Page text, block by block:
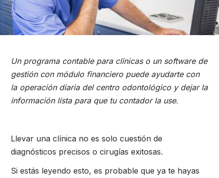
Un programa contable para clínicas o un software de
gestión con módulo financiero puede ayudarte con
la operación diaria del centro odontológico y dejar la
información lista para que tu contador la use.
Llevar una clínica no es solo cuestión de
diagnósticos precisos o cirugías exitosas.
Si estás leyendo esto, es probable que ya te hayas